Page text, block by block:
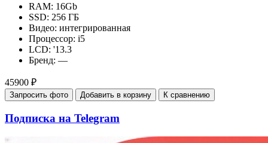
RAM: 16Gb
SSD: 256 ГБ
Видео: интегрированная
Процессор: i5
LCD: '13.3
Бренд: —
45900 ₽
Запросить фото Добавить в корзину К сравнению
Подписка на Telegram